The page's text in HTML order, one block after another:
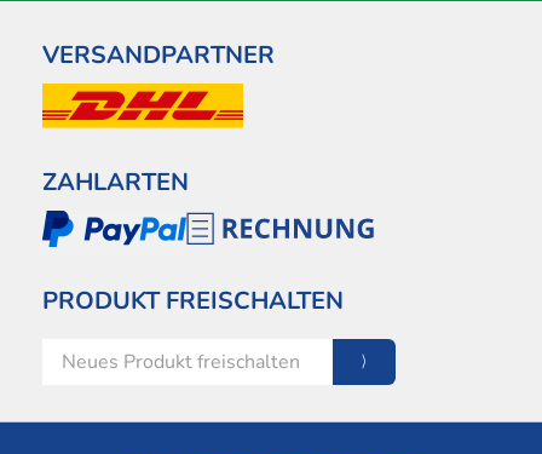
VERSANDPARTNER
ZAHLARTEN
PRODUKT FREISCHALTEN